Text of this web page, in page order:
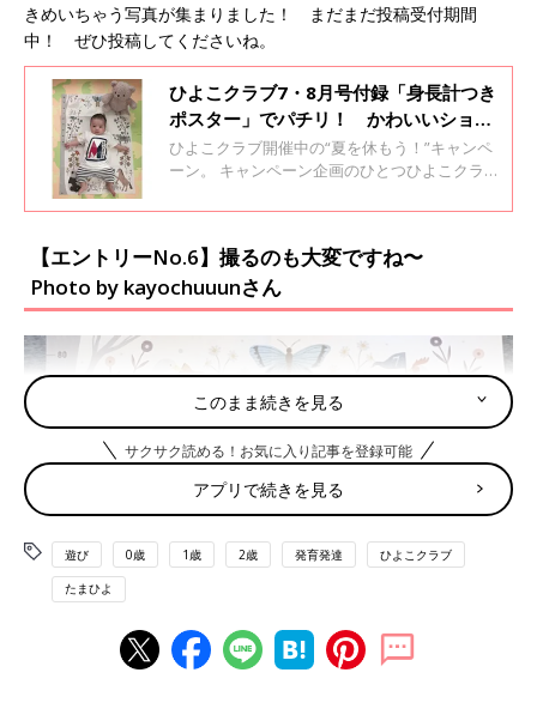
きめいちゃう写真が集まりました！ まだまだ投稿受付期間
中！ ぜひ投稿してくださいね。
ひよこクラブ7・8月号付録「身長計つき
ポスター」でパチリ！ かわいいショッ
トを大公開！第一弾
ひよこクラブ開催中の“夏を休もう！”キャンペ
ーン。 キャンペーン企画のひとつひよこクラブ
た、投稿コンテストにエントリーしてくれた、
の成長の記録にもなる「身長計つきポスタ
ー」。 撮影しているママ・パパをみつめる可愛
いまなざしに、思わずときめいちゃう写真が集
ひ投稿してくださいね。
【エントリーNo.6】撮るのも大変ですね〜
Photo by kayochuuunさん
このまま続きを見る
サクサク読める！お気に入り記事を登録可能
アプリで続きを見る
遊び 0歳 1歳 2歳 発育発達 ひよこクラブ
たまひよ